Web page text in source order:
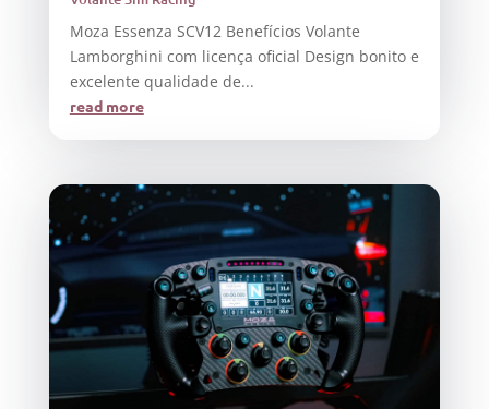
Moza Essenza SCV12 Benefícios Volante
Lamborghini com licença oficial Design bonito e
excelente qualidade de...
read more